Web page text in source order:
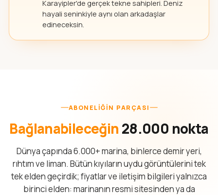
Karayipler'de gerçek tekne sahipleri. Deniz
hayali seninkiyle aynı olan arkadaşlar
edineceksin.
ABONELIĞIN PARÇASI
Bağlanabileceğin 28.000 nokta
Dünya çapında 6.000+ marina, binlerce demir yeri,
rıhtım ve liman. Bütün kıyıların uydu görüntülerini tek
tek elden geçirdik; fiyatlar ve iletişim bilgileri yalnızca
birinci elden: marinanın resmi sitesinden ya da